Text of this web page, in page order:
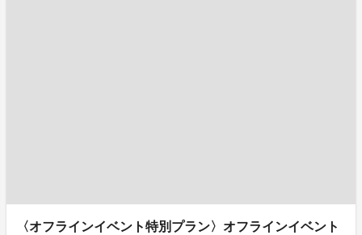
〈オフラインイベント特別プラン〉オフラインイベント